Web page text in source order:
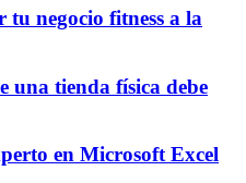
tu negocio fitness a la
una tienda física debe
en Microsoft Excel